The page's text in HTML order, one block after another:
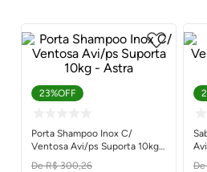
23%OFF
Porta Shampoo Inox C/
Ventosa Avi/ps Suporta 10kg -
Astra
R$ 300,26